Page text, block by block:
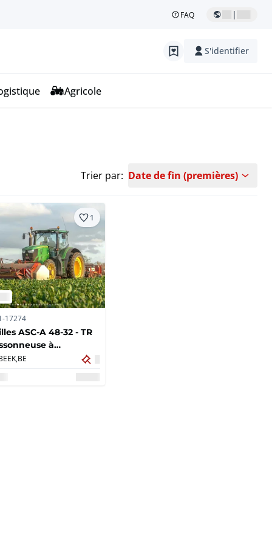
FAQ |
S'identifier
Agricole
Trier par: Date de fin (premières)
1
17274
ASC-A 48-32 - TR
à
combinée avec
BE